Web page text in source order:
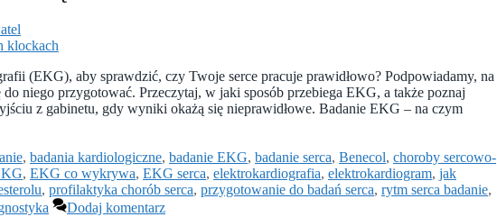
(EKG), aby sprawdzić, czy Twoje serce pracuje prawidłowo? Podpowiadamy, na
niego przygotować. Przeczytaj, w jaki sposób przebiega EKG, a także poznaj
z gabinetu, gdy wyniki okażą się nieprawidłowe. Badanie EKG – na czym
, badania kardiologiczne, badanie EKG, badanie serca, Benecol, choroby sercowo-
, EKG co wykrywa, EKG serca, elektrokardiografia, elektrokardiogram, jak
, profilaktyka chorób serca, przygotowanie do badań serca, rytm serca badanie,
Dodaj komentarz